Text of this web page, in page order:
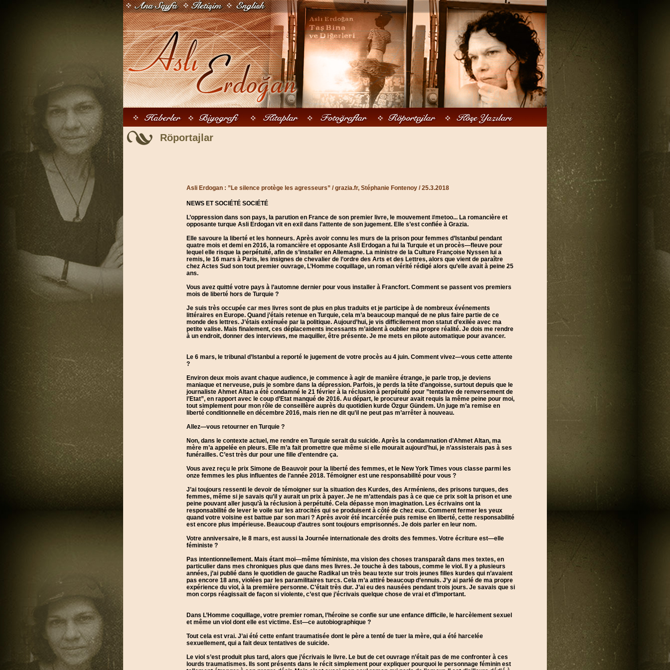
Röportajlar
Asli Erdogan : ”Le silence protège les agresseurs” / grazia.fr, Stéphanie Fontenoy / 25.3.2018
NEWS ET SOCIÉTÉ SOCIÉTÉ
L’oppression dans son pays, la parution en France de son premier livre, le mouvement #metoo... La romancière et
opposante turque Asli Erdogan vit en exil dans l’attente de son jugement. Elle s’est confiée à Grazia.
Elle savoure la liberté et les honneurs. Après avoir connu les murs de la prison pour femmes d’Istanbul pendant
quatre mois et demi en 2016, la romancière et opposante Asli Erdogan a fui la Turquie et un procès—fleuve pour
lequel elle risque la perpétuité, afin de s’installer en Allemagne. La ministre de la Culture Françoise Nyssen lui a
remis, le 16 mars à Paris, les insignes de chevalier de l’ordre des Arts et des Lettres, alors que vient de paraître
chez Actes Sud son tout premier ouvrage, L’Homme coquillage, un roman vérité rédigé alors qu’elle avait à peine 25
ans.
Vous avez quitté votre pays à l’automne dernier pour vous installer à Francfort. Comment se passent vos premiers
mois de liberté hors de Turquie ?
Je suis très occupée car mes livres sont de plus en plus traduits et je participe à de nombreux événements
littéraires en Europe. Quand j’étais retenue en Turquie, cela m’a beaucoup manqué de ne plus faire partie de ce
monde des lettres. J’étais exténuée par la politique. Aujourd’hui, je vis difficilement mon statut d’exilée avec ma
petite valise. Mais finalement, ces déplacements incessants m’aident à oublier ma propre réalité. Je dois me rendre
à un endroit, donner des interviews, me maquiller, être présente. Je me mets en pilote automatique pour avancer.
Le 6 mars, le tribunal d’Istanbul a reporté le jugement de votre procès au 4 juin. Comment vivez—vous cette attente
?
Environ deux mois avant chaque audience, je commence à agir de manière étrange, je parle trop, je deviens
maniaque et nerveuse, puis je sombre dans la dépression. Parfois, je perds la tête d’angoisse, surtout depuis que le
journaliste Ahmet Altan a été condamné le 21 février à la réclusion à perpétuité pour ”tentative de renversement de
l’Etat”, en rapport avec le coup d’Etat manqué de 2016. Au départ, le procureur avait requis la même peine pour moi,
tout simplement pour mon rôle de conseillère auprès du quotidien kurde Özgur Gündem. Un juge m’a remise en
liberté conditionnelle en décembre 2016, mais rien ne dit qu’il ne peut pas m’arrêter à nouveau.
Allez—vous retourner en Turquie ?
Non, dans le contexte actuel, me rendre en Turquie serait du suicide. Après la condamnation d’Ahmet Altan, ma
mère m’a appelée en pleurs. Elle m’a fait promettre que même si elle mourait aujourd’hui, je n’assisterais pas à ses
funérailles. C’est très dur pour une fille d’entendre ça.
Vous avez reçu le prix Simone de Beauvoir pour la liberté des femmes, et le New York Times vous classe parmi les
onze femmes les plus influentes de l’année 2018. Témoigner est une responsabilité pour vous ?
J’ai toujours ressenti le devoir de témoigner sur la situation des Kurdes, des Arméniens, des prisons turques, des
femmes, même si je savais qu’il y aurait un prix à payer. Je ne m’attendais pas à ce que ce prix soit la prison et une
peine pouvant aller jusqu’à la réclusion à perpétuité. Cela dépasse mon imagination. Les écrivains ont la
responsabilité de lever le voile sur les atrocités qui se produisent à côté de chez eux. Comment fermer les yeux
quand votre voisine est battue par son mari ? Après avoir été incarcérée puis remise en liberté, cette responsabilité
est encore plus impérieuse. Beaucoup d’autres sont toujours emprisonnés. Je dois parler en leur nom.
Votre anniversaire, le 8 mars, est aussi la Journée internationale des droits des femmes. Votre écriture est—elle
féministe ?
Pas intentionnellement. Mais étant moi—même féministe, ma vision des choses transparaît dans mes textes, en
particulier dans mes chroniques plus que dans mes livres. Je touche à des tabous, comme le viol. Il y a plusieurs
années, j’ai publié dans le quotidien de gauche Radikal un très beau texte sur trois jeunes filles kurdes qui n’avaient
pas encore 18 ans, violées par les paramilitaires turcs. Cela m’a attiré beaucoup d’ennuis. J’y ai parlé de ma propre
expérience du viol, à la première personne. C’était très dur. J’ai eu des nausées pendant trois jours. Je savais que si
mon corps réagissait de façon si violente, c’est que j’écrivais quelque chose de vrai et d’important.
Dans L’Homme coquillage, votre premier roman, l’héroïne se confie sur une enfance difficile, le harcèlement sexuel
et même un viol dont elle est victime. Est—ce autobiographique ?
Tout cela est vrai. J’ai été cette enfant traumatisée dont le père a tenté de tuer la mère, qui a été harcelée
sexuellement, qui a fait deux tentatives de suicide.
Le viol s’est produit plus tard, alors que j’écrivais le livre. Le but de cet ouvrage n’était pas de me confronter à ces
lourds traumatismes. Ils sont présents dans le récit simplement pour expliquer pourquoi le personnage féminin est